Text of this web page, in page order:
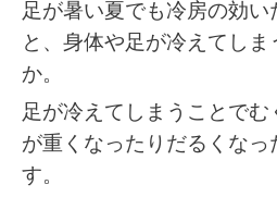
足が暑い夏でも冷房の効い
と、身体や足が冷えてし
か。
足が冷えてしまうことでむ
が重くなったりだるくなっ
す。